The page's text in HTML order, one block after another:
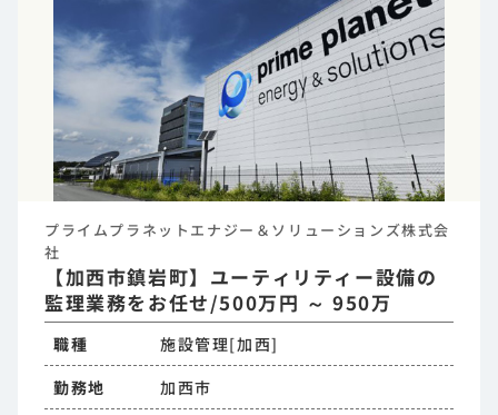
プライムプラネットエナジー＆ソリューションズ株式会
社
【加西市鎮岩町】ユーティリティー設備の
監理業務をお任せ/500万円 ～ 950万
職種
施設管理[加西]
勤務地
加西市